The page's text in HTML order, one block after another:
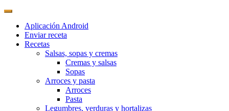
Aplicación Android
Enviar receta
Recetas
Salsas, sopas y cremas
Cremas y salsas
Sopas
Arroces y pasta
Arroces
Pasta
Legumbres, verduras y hortalizas